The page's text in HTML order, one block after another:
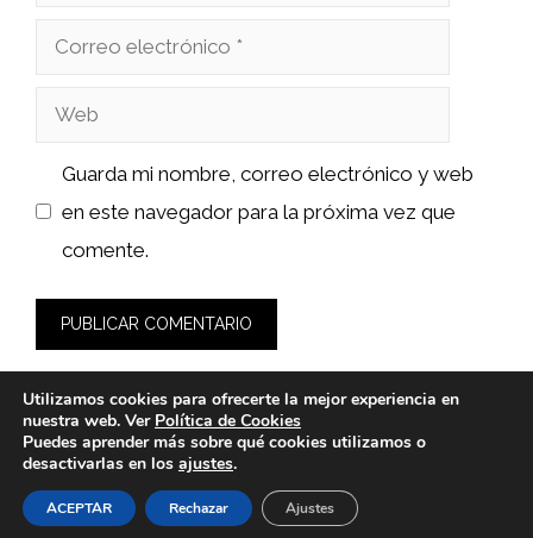
Correo
Web
Guarda mi nombre, correo electrónico y web
en este navegador para la próxima vez que
comente.
© 2026 sushiyakuza.es -Política de Privacidad y Aviso Legal
-Política de cookies
Utilizamos cookies para ofrecerte la mejor experiencia en
nuestra web. Ver Política de Cookies
Puedes aprender más sobre qué cookies utilizamos o
desactivarlas en los ajustes.
ACEPTAR Rechazar Ajustes